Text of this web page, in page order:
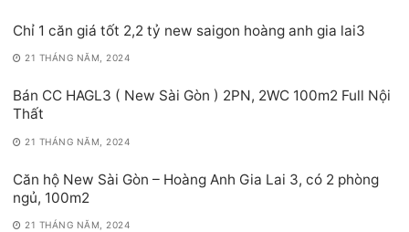
Chỉ 1 căn giá tốt 2,2 tỷ new saigon hoàng anh gia lai3
21 THÁNG NĂM, 2024
Bán CC HAGL3 ( New Sài Gòn ) 2PN, 2WC 100m2 Full Nội
Thất
21 THÁNG NĂM, 2024
Căn hộ New Sài Gòn – Hoàng Anh Gia Lai 3, có 2 phòng
ngủ, 100m2
21 THÁNG NĂM, 2024